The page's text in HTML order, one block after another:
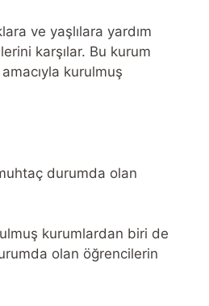
ve yaşlılara yardım
karşılar. Bu kurum
kurulmuş
durumda olan
kurumlardan biri de
olan öğrencilerin